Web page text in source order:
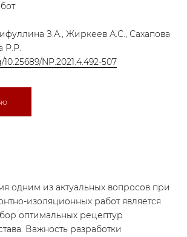
З.А., Жиркеев А.С., Сахапова
Р.Р.
NP.2021.4.492-507
одним из актуальных вопросов при
изоляционных работ является
оптимальных рецептур
Важность разработки